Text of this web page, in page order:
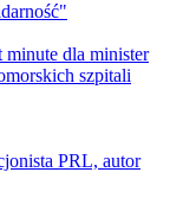
dla minister
szpitali
PRL, autor